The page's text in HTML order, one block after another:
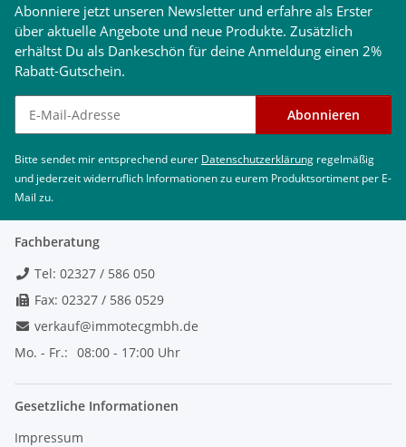
Abonniere jetzt unseren Newsletter und erfahre als Erster
über aktuelle Angebote und neue Produkte. Zusätzlich
erhältst Du als Dankeschön für deine Anmeldung einen 2%
Rabatt-Gutschein.
Newsletter abonnieren Abonnieren
Bitte sendet mir entsprechend eurer Datenschutzerklärung regelmäßig
und jederzeit widerruflich Informationen zu eurem Produktsortiment per E-
Mail zu.
Fachberatung
Tel: 02327 / 586 050
Fax: 02327 / 586 0529
verkauf@immotecgmbh.de
Mo. - Fr.: 08:00 - 17:00 Uhr
Gesetzliche Informationen
Impressum